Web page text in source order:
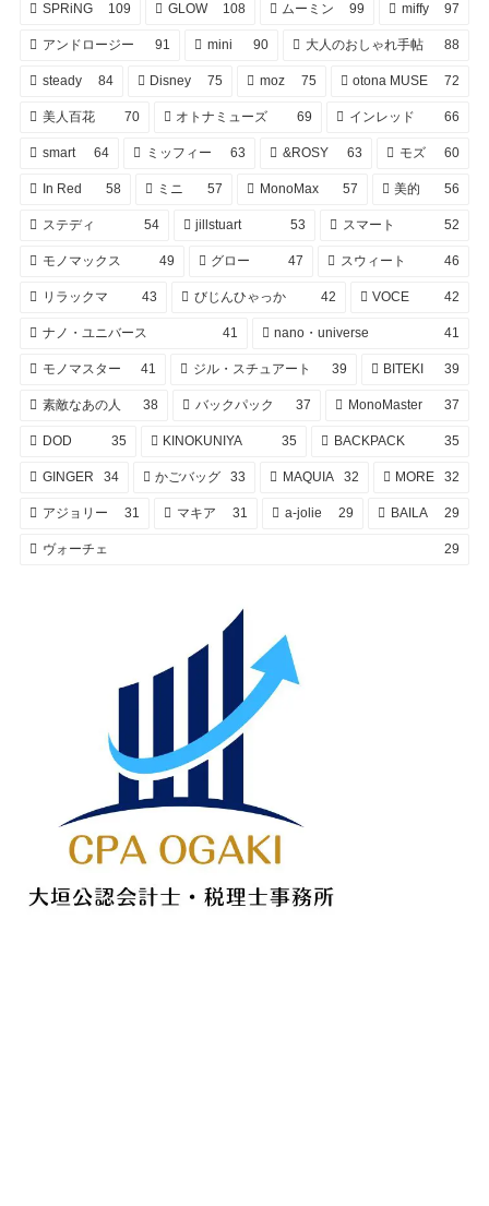
SPRiNG 109 GLOW 108 ムーミン 99 miffy 97
アンドロージー 91 mini 90 大人のおしゃれ手帖 88
steady 84 Disney 75 moz 75 otona MUSE 72
美人百花 70 オトナミューズ 69 インレッド 66
smart 64 ミッフィー 63 &ROSY 63 モズ 60
In Red 58 ミニ 57 MonoMax 57 美的 56
ステディ 54 jillstuart 53 スマート 52
モノマックス 49 グロー 47 スウィート 46
リラックマ 43 びじんひゃっか 42 VOCE 42
ナノ・ユニバース 41 nano・universe 41
モノマスター 41 ジル・スチュアート 39 BITEKI 39
素敵なあの人 38 バックパック 37 MonoMaster 37
DOD 35 KINOKUNIYA 35 BACKPACK 35
GINGER 34 かごバッグ 33 MAQUIA 32 MORE 32
アジョリー 31 マキア 31 a-jolie 29 BAILA 29
ヴォーチェ 29